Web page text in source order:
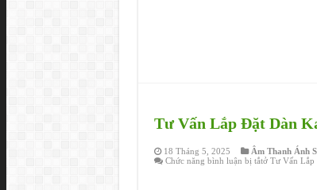
Tư Vấn Lắp Đặt Dàn
18 Tháng 5, 2025
Âm Thanh Ánh
Chức năng bình luận bị tắtở Tư Vấn Lắp